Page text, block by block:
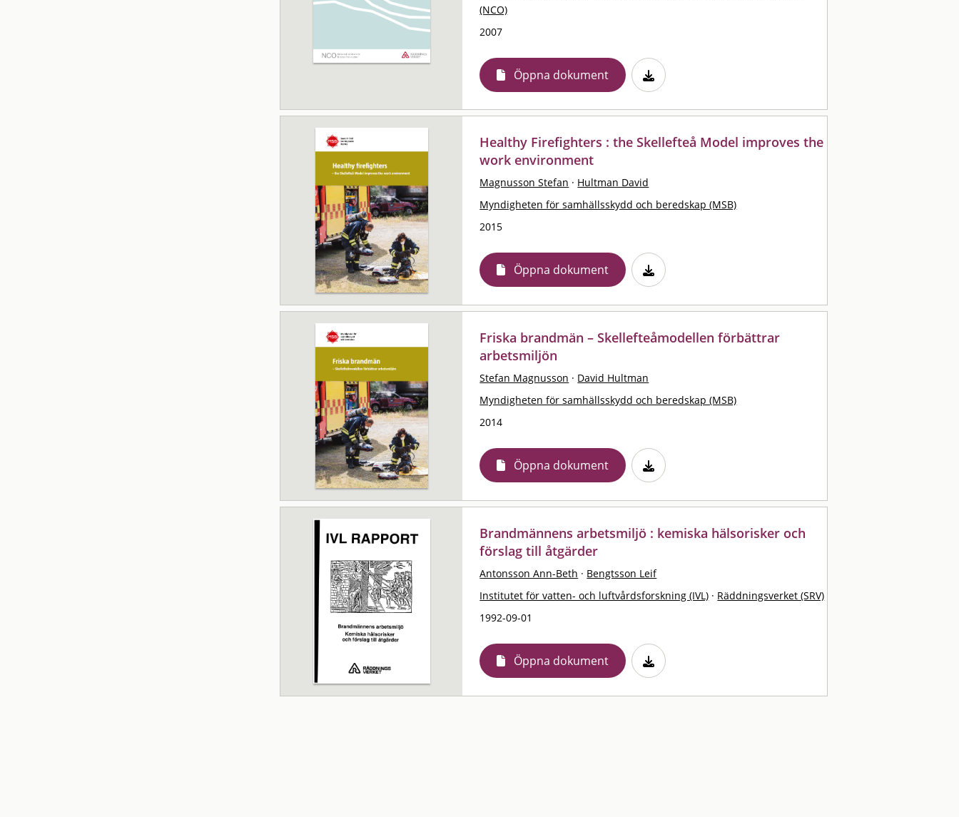
(NCO)
2007
Öppna dokument
Healthy Firefighters : the Skellefteå Model improves the
work environment
Magnusson Stefan · Hultman David
Myndigheten för samhällsskydd och beredskap (MSB)
2015
Öppna dokument
Friska brandmän – Skellefteåmodellen förbättrar
arbetsmiljön
Stefan Magnusson · David Hultman
Myndigheten för samhällsskydd och beredskap (MSB)
2014
Öppna dokument
Brandmännens arbetsmiljö : kemiska hälsorisker och
förslag till åtgärder
Antonsson Ann-Beth · Bengtsson Leif
Institutet för vatten- och luftvårdsforskning (IVL) · Räddningsverket (SRV)
1992-09-01
Öppna dokument